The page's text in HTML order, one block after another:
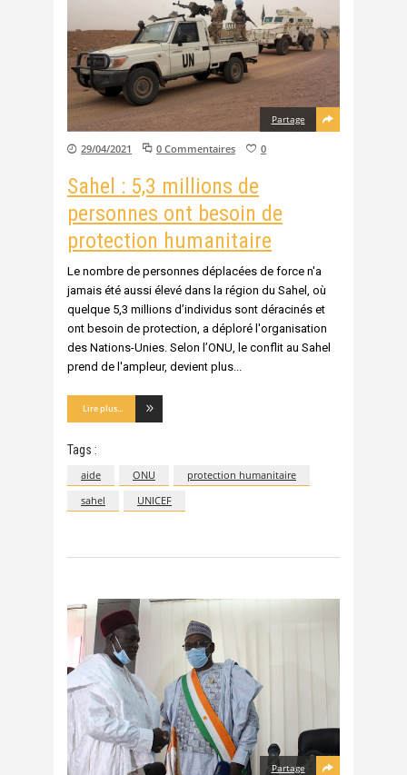
Partage
29/04/2021 0 Commentaires 0
Sahel : 5,3 millions de
personnes ont besoin de
protection humanitaire
Le nombre de personnes déplacées de force n'a
jamais été aussi élevé dans la région du Sahel, où
quelque 5,3 millions d’individus sont déracinés et
ont besoin de protection, a déploré l'organisation
des Nations-Unies. Selon l’ONU, le conflit au Sahel
prend de l'ampleur, devient plus
Lire plus...
Tags :
aide ONU
protection humanitaire
sahel
UNICEF
Partage